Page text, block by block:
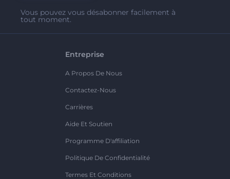
Vous pouvez vous désabonner facilement à
tout moment.
Entreprise
A Propos De Nous
Contactez-Nous
Carrières
Aide Et Soutien
Programme D'affiliation
Politique De Confidentialité
Termes Et Conditions